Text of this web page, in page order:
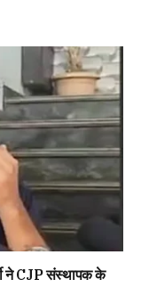
ने CJP संस्थापक के